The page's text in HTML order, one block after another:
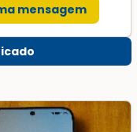
mensagem